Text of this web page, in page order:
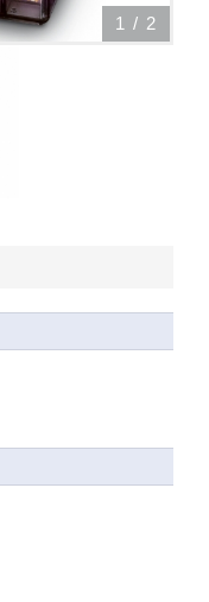
1 / 2